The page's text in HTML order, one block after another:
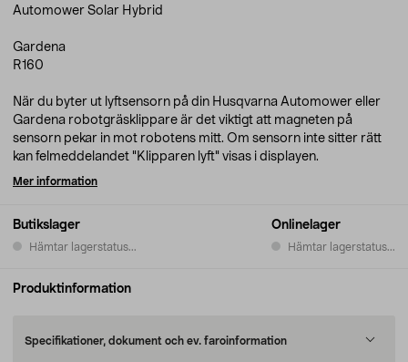
Butikslager
Hämtar lagerstatus...
Onlinelager
Hämtar lagerstatus...
Automower Solar Hybrid
Gardena
R160
När du byter ut lyftsensorn på din Husqvarna Automower eller
Gardena robotgräsklippare är det viktigt att magneten på
sensorn pekar in mot robotens mitt. Om sensorn inte sitter rätt
kan felmeddelandet "Klipparen lyft" visas i displayen.
Mer information
Produktinformation
Specifikationer, dokument och ev. faroinformation